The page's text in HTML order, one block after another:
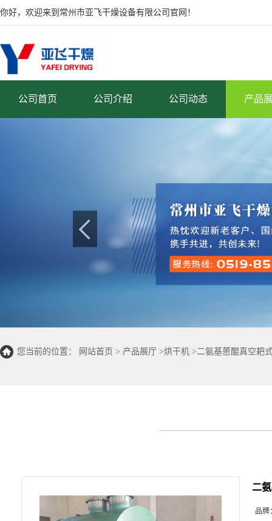
你好，欢迎来到常州市亚飞干燥设备有限公司官网！
公司首页 公司介绍 公司动态 产品
您当前的位置： 网站首页 > 产品展厅 >烘干机 > 二氨基蒽醌真空耙
二
品牌